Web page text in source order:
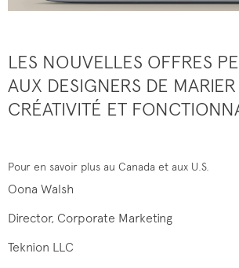
LES NOUVELLES OFFRES
AUX DESIGNERS DE MARIER
CRÉATIVITÉ ET
Pour en savoir plus au Canada et aux U.S.
Oona Walsh
Director, Corporate Marketing
Teknion LLC